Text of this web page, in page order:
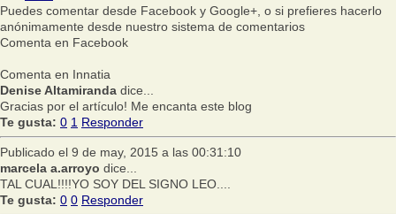
Puedes comentar desde Facebook y Google+, o si prefieres hacerlo
anónimamente desde nuestro sistema de comentarios
Comenta en Facebook
Comenta en Innatia
Denise Altamiranda dice...
Gracias por el artículo! Me encanta este blog
Te gusta: 0 1 Responder
Publicado el 9 de may, 2015 a las 00:31:10
marcela a.arroyo dice...
TAL CUAL!!!!YO SOY DEL SIGNO LEO....
Te gusta: 0 0 Responder